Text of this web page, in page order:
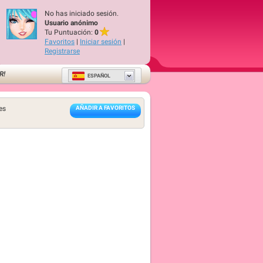
No has iniciado sesión.
Usuario anónimo
Tu Puntuación: 0
Favoritos | Iniciar sesión |
Registrarse
ESPAÑOL
AÑADIR A FAVORITOS